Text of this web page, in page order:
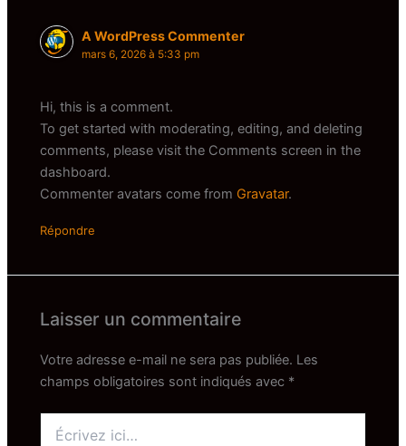
A WordPress Commenter
mars 6, 2026 à 5:33 pm
Hi, this is a comment.
To get started with moderating, editing, and deleting
comments, please visit the Comments screen in the
dashboard.
Commenter avatars come from Gravatar.
Répondre
Laisser un commentaire
Votre adresse e-mail ne sera pas publiée. Les
champs obligatoires sont indiqués avec *
ici…